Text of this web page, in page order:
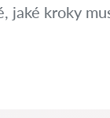
jaké kroky